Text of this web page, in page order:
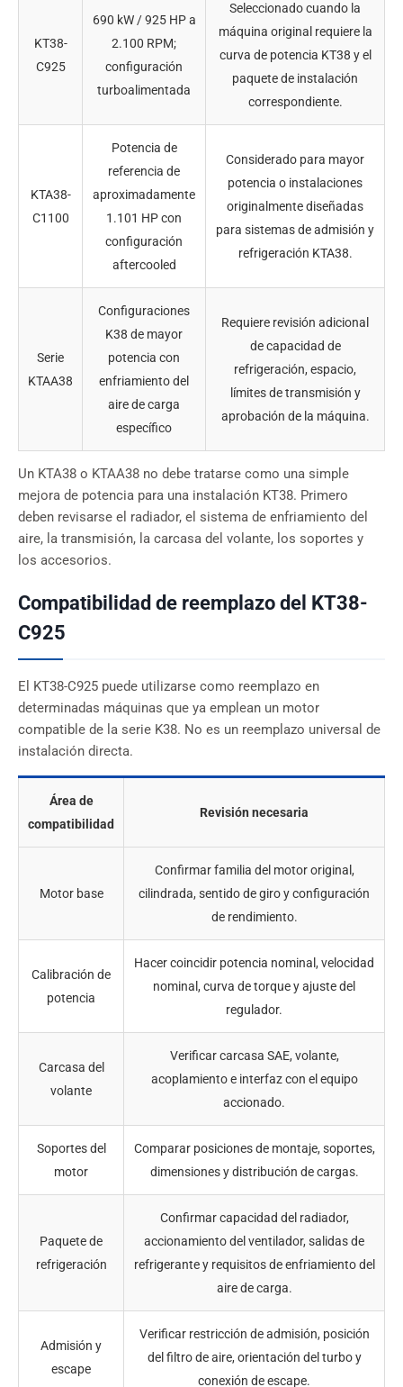
KT38-
C925
690 kW / 925 HP a
2.100 RPM;
configuración
turboalimentada
Seleccionado cuando la
máquina original requiere la
curva de potencia KT38 y el
paquete de instalación
correspondiente.
KTA38-
C1100
Potencia de
referencia de
aproximadamente
1.101 HP con
configuración
aftercooled
Considerado para mayor
potencia o instalaciones
originalmente diseñadas
para sistemas de admisión y
refrigeración KTA38.
Serie
KTAA38
Configuraciones
K38 de mayor
potencia con
enfriamiento del
aire de carga
específico
Requiere revisión adicional
de capacidad de
refrigeración, espacio,
límites de transmisión y
aprobación de la máquina.
Un KTA38 o KTAA38 no debe tratarse como una simple
mejora de potencia para una instalación KT38. Primero
deben revisarse el radiador, el sistema de enfriamiento del
aire, la transmisión, la carcasa del volante, los soportes y
los accesorios.
Compatibilidad de reemplazo del KT38-
C925
El KT38-C925 puede utilizarse como reemplazo en
determinadas máquinas que ya emplean un motor
compatible de la serie K38. No es un reemplazo universal de
instalación directa.
Área de
compatibilidad
Revisión necesaria
Motor base
Confirmar familia del motor original,
cilindrada, sentido de giro y configuración
de rendimiento.
Calibración de
potencia
Hacer coincidir potencia nominal, velocidad
nominal, curva de torque y ajuste del
regulador.
Carcasa del
volante
Verificar carcasa SAE, volante,
acoplamiento e interfaz con el equipo
accionado.
Soportes del
motor
Comparar posiciones de montaje, soportes,
dimensiones y distribución de cargas.
Paquete de
refrigeración
Confirmar capacidad del radiador,
accionamiento del ventilador, salidas de
refrigerante y requisitos de enfriamiento del
aire de carga.
Admisión y
escape
Verificar restricción de admisión, posición
del filtro de aire, orientación del turbo y
conexión de escape.